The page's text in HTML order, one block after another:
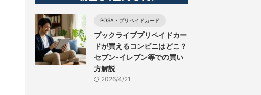
POSA・プリペイドカード
ブックライブプリペイドカー
ドが買えるコンビニはどこ？
セブン-イレブン等での買い
方解説
2026/4/21